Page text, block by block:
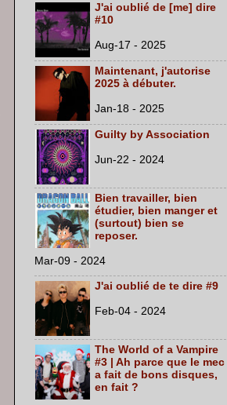
J'ai oublié de [me] dire
#10
Aug-17 - 2025
Maintenant, j'autorise
2025 à débuter.
Jan-18 - 2025
Guilty by Association
Jun-22 - 2024
Bien travailler, bien
étudier, bien manger et
(surtout) bien se
reposer.
Mar-09 - 2024
J'ai oublié de te dire #9
Feb-04 - 2024
The World of a Vampire
#3 | Ah parce que le mec
a fait de bons disques,
en fait ?